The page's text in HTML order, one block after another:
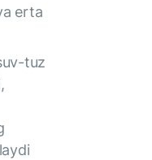
erta
tuz